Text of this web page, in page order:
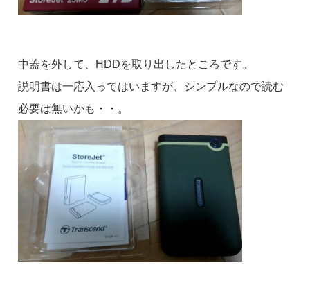
中蓋を外して、HDDを取り出したところです。
説明書は一応入ってはいますが、シンプルなので読む
必要は無いかも・・。